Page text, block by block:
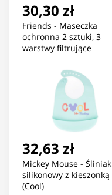
30,30 zł
Friends - Maseczka
ochronna 2 sztuki, 3
warstwy filtrujące
32,63 zł
Mickey Mouse - Śliniak
silikonowy z kieszonką
(Cool)